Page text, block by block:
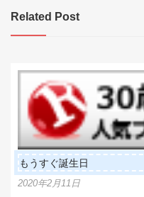
ビ
ゲ
Related Post
もうすぐ誕生日
2020年2月11日